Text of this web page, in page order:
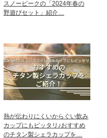
スノーピークの「2024年春の
野遊びセット」紹介…
熱が伝わりにくいからぐい飲み
カップにもピッタリ♪おすすめ
のチタン製シェラカップを…